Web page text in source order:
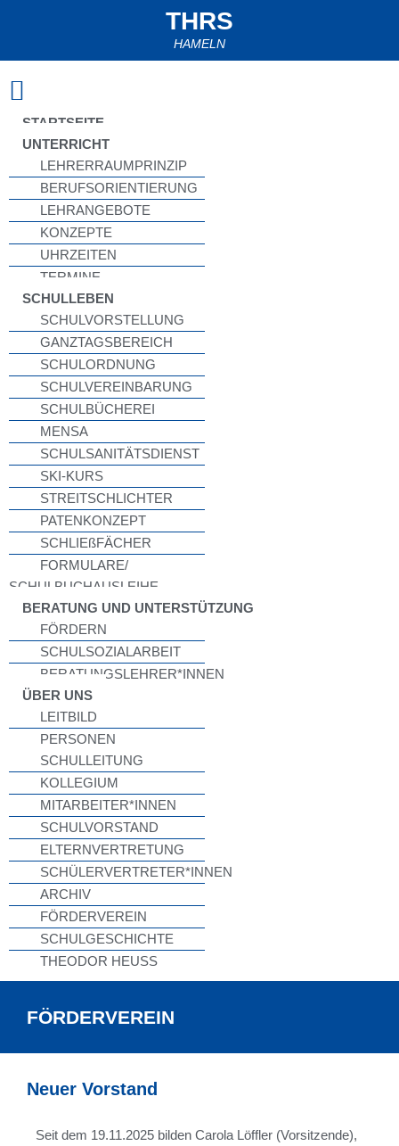
THRS
HAMELN
STARTSEITE
UNTERRICHT
LEHRERRAUMPRINZIP
BERUFSORIENTIERUNG
LEHRANGEBOTE
KONZEPTE
UHRZEITEN
TERMINE
SCHULLEBEN
SCHULVORSTELLUNG
GANZTAGSBEREICH
SCHULORDNUNG
SCHULVEREINBARUNG
SCHULBÜCHEREI
MENSA
SCHULSANITÄTSDIENST
SKI-KURS
STREITSCHLICHTER
PATENKONZEPT
SCHLIEßFÄCHER
FORMULARE/
SCHULBUCHAUSLEIHE
BERATUNG UND UNTERSTÜTZUNG
FÖRDERN
SCHULSOZIALARBEIT
BERATUNGSLEHRER*INNEN
ÜBER UNS
LEITBILD
PERSONEN
SCHULLEITUNG
KOLLEGIUM
MITARBEITER*INNEN
SCHULVORSTAND
ELTERNVERTRETUNG
SCHÜLERVERTRETER*INNEN
ARCHIV
FÖRDERVEREIN
SCHULGESCHICHTE
THEODOR HEUSS
FÖRDERVEREIN
Neuer Vorstand
Seit dem 19.11.2025 bilden Carola Löffler (Vorsitzende),